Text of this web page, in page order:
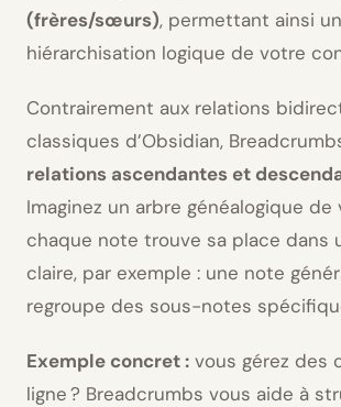
(frères/sœurs), permettant ainsi
hiérarchisation logique de votre
Contrairement aux relations
classiques d’Obsidian,
relations ascendantes et
Imaginez un arbre généalogique de
chaque note trouve sa place dans
claire, par exemple : une note
regroupe des sous-notes
Exemple concret : vous gérez des
ligne ? Breadcrumbs vous aide à